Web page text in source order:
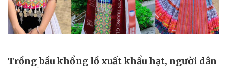
Trồng bầu khổng lồ xuất khẩu hạt, người dân